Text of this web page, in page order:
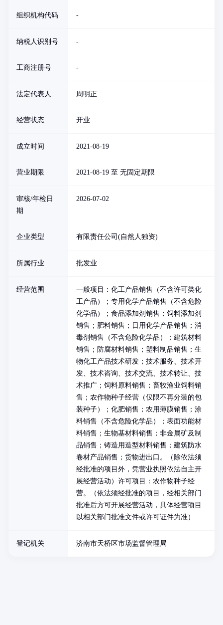
组织机构代码 -
纳税人识别号 -
工商注册号 -
法定代表人 周明正
经营状态 开业
成立时间 2021-08-19
营业期限 2021-08-19 至 无固定期限
审核/年检日
期
2026-07-02
企业类型 有限责任公司(自然人独资)
所属行业 批发业
经营范围
一般项目：化工产品销售（不含许可类化
工产品）；专用化学产品销售（不含危险
化学品）；食品添加剂销售；饲料添加剂
销售；肥料销售；日用化学产品销售；消
毒剂销售（不含危险化学品）；建筑材料
销售；防腐材料销售；塑料制品销售；生
物化工产品技术研发；技术服务、技术开
发、技术咨询、技术交流、技术转让、技
术推广；饲料原料销售；畜牧渔业饲料销
售；农作物种子经营（仅限不再分装的包
装种子）；化肥销售；农用薄膜销售；涂
料销售（不含危险化学品）；表面功能材
料销售；生物基材料销售；非金属矿及制
品销售；铸造用造型材料销售；建筑防水
卷材产品销售；货物进出口。（除依法须
经批准的项目外，凭营业执照依法自主开
展经营活动）许可项目：农作物种子经
营。（依法须经批准的项目，经相关部门
批准后方可开展经营活动，具体经营项目
以相关部门批准文件或许可证件为准）
登记机关 济南市天桥区市场监督管理局